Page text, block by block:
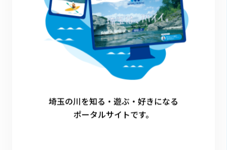
団体サポーター（川の国応援団）
へのご登録を検討中の方へ
団体サポーター（川の国応援団）の詳細、およ
エントリーについてご興味のある方は、以下よ
埼玉の川を知る・遊ぶ・好きになる
ポータルサイトです。